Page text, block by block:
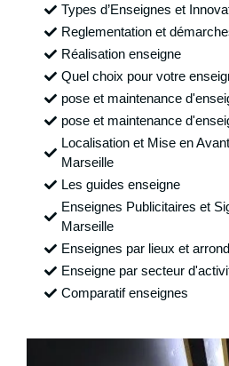
Types d’Enseignes et
Reglementation et
Réalisation enseigne
Quel choix pour votre
pose et maintenance
pose et maintenance
Localisation et Mise en
Marseille
Les guides enseigne
Enseignes Publicitaires et
Marseille
Enseignes par lieux et
Enseigne par secteur
Comparatif enseignes